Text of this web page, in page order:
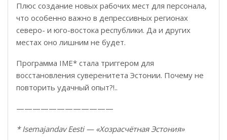
Плюс создание новых рабочих мест для персонала,
что особенно важно в депрессивных регионах
северо- и юго-востока республики. Да и других
местах оно лишним не будет.
Программа IME* стала триггером для
восстановления суверенитета Эстонии. Почему не
повторить удачный опыт?!..
————————————
*Isemajandav Eesti— «Хозрасчётная Эстония»